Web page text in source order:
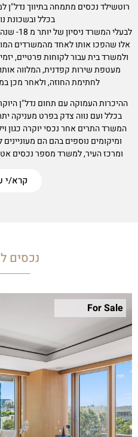
רוטשילד נכסים מתמחה בתיווך
בכלל ובשכונת
לבעלי
אלו שהפכו אותו לאחד מהמשרדים
ולמשרד בית עבור לקוחות פרטיים,
מעטפת שירות קפדנית, המלווה
לחתימת החוזה, ולאחר מכן
ההיכרות העמוקה עם תחום נדל"ן
בכלל ועם נווה צדק בפרט מעניקה
המשרד התרים אחר נכסי יוקרה כגון
ומיקומים נוספים בהם הם
ומרכז העיר, למשרד מספר נכסים
קרא/י
נכסים
For Sale